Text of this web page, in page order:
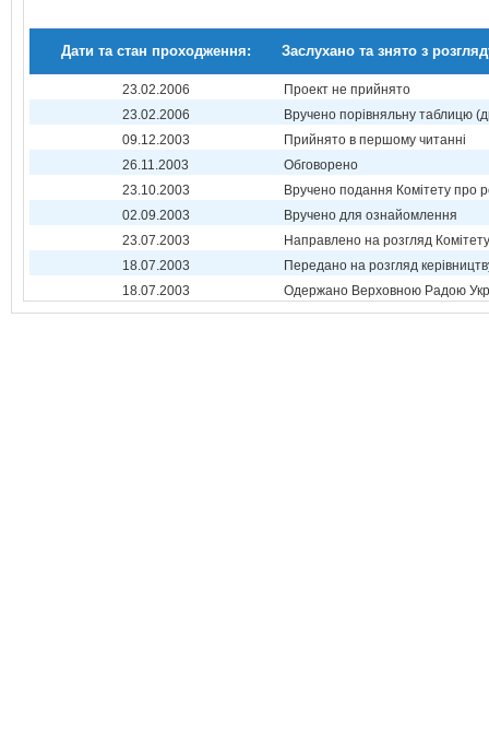
Дати та стан проходження: Заслухано та знято з
23.02.2006
Проект не прийнято
23.02.2006
Вручено порівняльну таблицю
09.12.2003
Прийнято в першому читанні
26.11.2003
Обговорено
23.10.2003
Вручено подання Комітету про
02.09.2003
Вручено для ознайомлення
23.07.2003
Направлено на розгляд Комітету
18.07.2003
Передано на розгляд
18.07.2003
Одержано Верховною Радою